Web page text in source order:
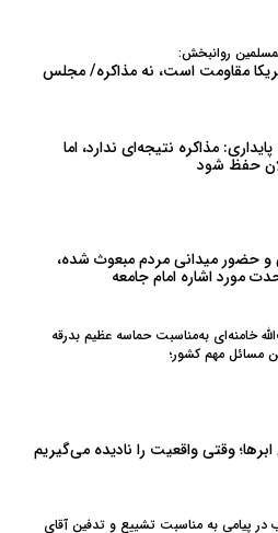
روانبخش:
مقاومت است، نه مذاکره/ مجلس
مذاکره نتیجه‌ای ندارد، اما
حفظ شود
حضور میدانی مردم مبعوث شده،
مورد اشاره امام جامعه
خامنه‌ای به‌مناسبت حماسه عظیم بدرقه
مسائل مهم کشور؛
وقتی واقعیت را نادیده می‌گیریم
در پیامی به‌ مناسبت تشییع و تدفین آقای